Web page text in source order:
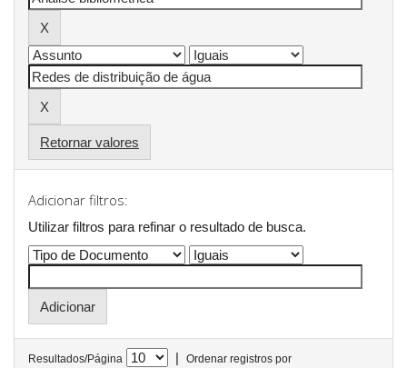
Retornar valores
Adicionar filtros:
Utilizar filtros para refinar o resultado de busca.
Resultados/Página |
Ordenar registros por